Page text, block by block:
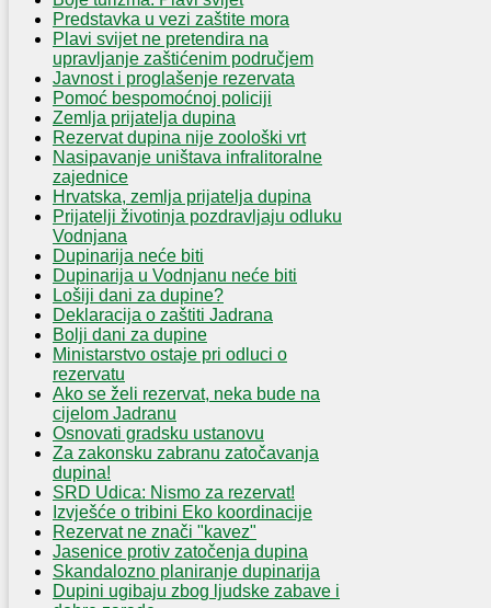
Predstavka u vezi zaštite mora
Plavi svijet ne pretendira na
upravljanje zaštićenim područjem
Javnost i proglašenje rezervata
Pomoć bespomoćnoj policiji
Zemlja prijatelja dupina
Rezervat dupina nije zoološki vrt
Nasipavanje uništava infralitoralne
zajednice
Hrvatska, zemlja prijatelja dupina
Prijatelji životinja pozdravljaju odluku
Vodnjana
Dupinarija neće biti
Dupinarija u Vodnjanu neće biti
Lošiji dani za dupine?
Deklaracija o zaštiti Jadrana
Bolji dani za dupine
Ministarstvo ostaje pri odluci o
rezervatu
Ako se želi rezervat, neka bude na
cijelom Jadranu
Osnovati gradsku ustanovu
Za zakonsku zabranu zatočavanja
dupina!
SRD Udica: Nismo za rezervat!
Izvješće o tribini Eko koordinacije
Rezervat ne znači "kavez"
Jasenice protiv zatočenja dupina
Skandalozno planiranje dupinarija
Dupini ugibaju zbog ljudske zabave i